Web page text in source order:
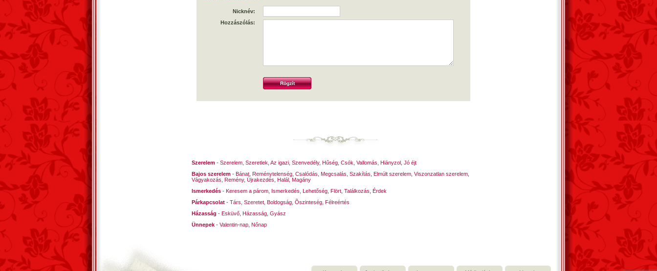
Nicknév:
Hozzászólás:
Szerelem - Szerelem Szeretlek Az igazi Szenvedély, Hűség Csók Vallomás Hiányzol Jó éjt
Bajos szerelem - Bánat Reménytelenség Csalódás Megcsalás Szakítás Elmúlt szerelem Viszonzatlan szerelem
Vágyakozás Remény, Újrakezdés Halál Magány
Ismerkedés - Keresem a párom Ismerkedés Lehetőség Flört Találkozás Érdek
Párkapcsolat - Társ Szeretet Boldogság Õszinteség Félreértés
Házasság - Esküvő Házasság Gyász
Ünnepek - Valentin-nap Nőnap